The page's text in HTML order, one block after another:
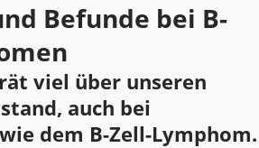
Befunde bei B-
viel über unseren
auch bei
dem B-Zell-Lymphom.